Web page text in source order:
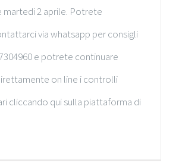
2 aprile. Potrete
via whatsapp per consigli
e potrete continuare
on line i controlli
cliccando qui sulla piattaforma di